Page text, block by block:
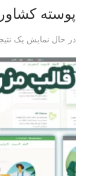
پوسته
در حال نمایش یک